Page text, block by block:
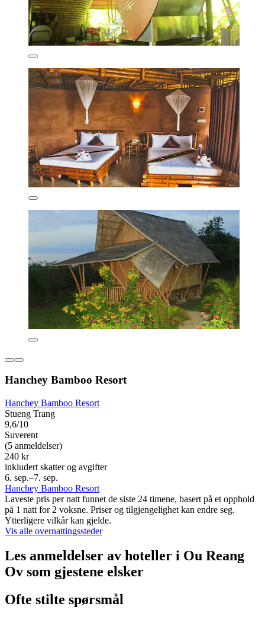
Hanchey Bamboo Resort
Hanchey Bamboo Resort
Stueng Trang
9,6/10
Suverent
(5 anmeldelser)
240 kr
inkludert skatter og avgifter
6. sep.–7. sep.
Hanchey Bamboo Resort
Laveste pris per natt funnet de siste 24 timene, basert på et opphold
på 1 natt for 2 voksne. Priser og tilgjengelighet kan endre seg.
Ytterligere vilkår kan gjelde.
Vis alle overnattingssteder
Les anmeldelser av hoteller i Ou Reang
Ov som gjestene elsker
Ofte stilte spørsmål